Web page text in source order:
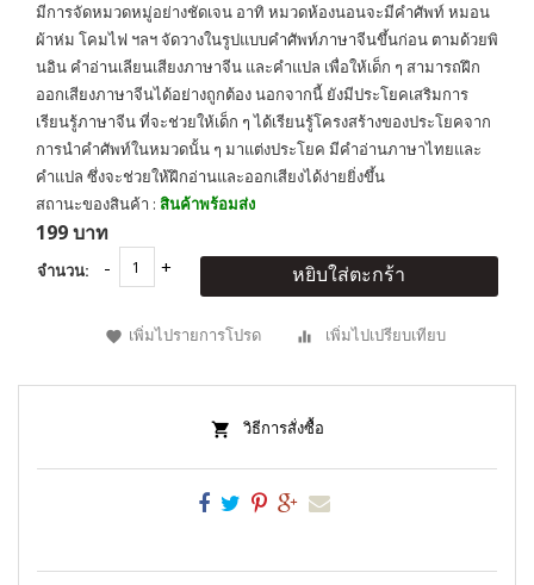
มีการจัดหมวดหมู่อย่างชัดเจน อาทิ หมวดห้องนอนจะมีคำศัพท์ หมอน
ผ้าห่ม โคมไฟ ฯลฯ จัดวางในรูปแบบคำศัพท์ภาษาจีนขึ้นก่อน ตามด้วยพิ
นอิน คำอ่านเลียนเสียงภาษาจีน และคำแปล เพื่อให้เด็ก ๆ สามารถฝึก
ออกเสียงภาษาจีนได้อย่างถูกต้อง นอกจากนี้ ยังมีประโยคเสริมการ
เรียนรู้ภาษาจีน ที่จะช่วยให้เด็ก ๆ ได้เรียนรู้โครงสร้างของประโยคจาก
การนำคำศัพท์ในหมวดนั้น ๆ มาแต่งประโยค มีคำอ่านภาษาไทยและ
คำแปล ซึ่งจะช่วยให้ฝึกอ่านและออกเสียงได้ง่ายยิ่งขึ้น
สถานะของสินค้า : สินค้าพร้อมส่ง
199 บาท
จำนวน: หยิบใส่ตะกร้า
เพิ่มไปรายการโปรด เพิ่มไปเปรียบเทียบ
วิธีการสั่งซื้อ